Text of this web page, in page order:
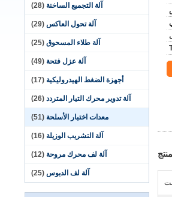
آلة التجميع الساخنة (28)
آلة تحول العاكس (29)
آلة طلاء المسحوق (25)
آلة عزل فتحة (49)
أجهزة الضغط الهيدروليكية (17)
آلة تدوير محرك التيار المتردد (26)
معدات اختبار الأسلحة (51)
آلة التشريب الوزيلة (16)
آلة لف محرك مروحة (12)
آلة لف الدبوس (25)